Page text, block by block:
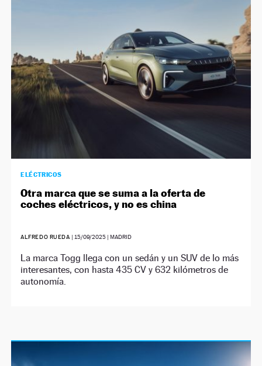
ELÉCTRICOS
Otra marca que se suma a la oferta de
coches eléctricos, y no es china
ALFREDO RUEDA | 15/09/2025| MADRID
La marca Togg llega con un sedán y un SUV de lo más
interesantes, con hasta 435 CV y 632 kilómetros de
autonomía.